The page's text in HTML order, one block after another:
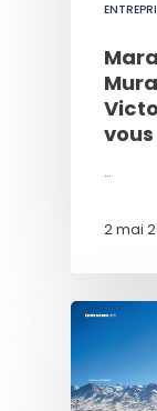
…
2 mai